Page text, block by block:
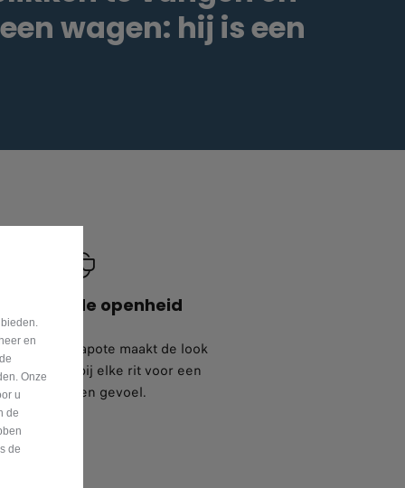
wagen: hij is een
van de openheid
stoffen capote maakt de look
en zorgt bij elke rit voor een
luchtig, open gevoel.
en
Onze
u
de
de